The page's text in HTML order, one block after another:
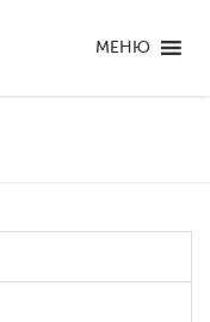
МЕНЮ